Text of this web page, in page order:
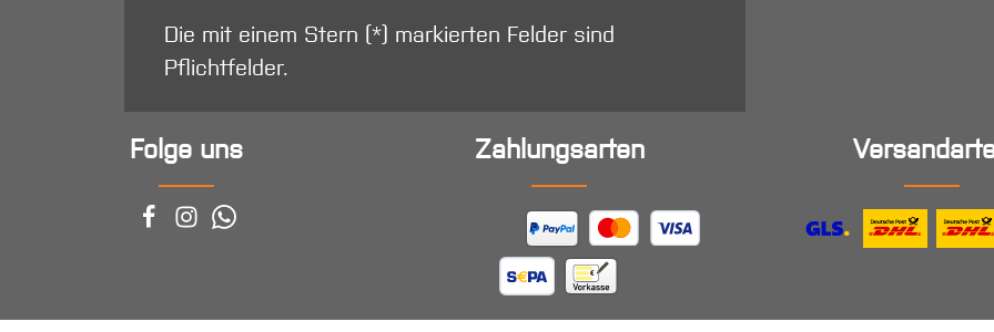
Die mit einem Stern (*) markierten Felder sind
Pflichtfelder.
Folge uns Zahlungsarten